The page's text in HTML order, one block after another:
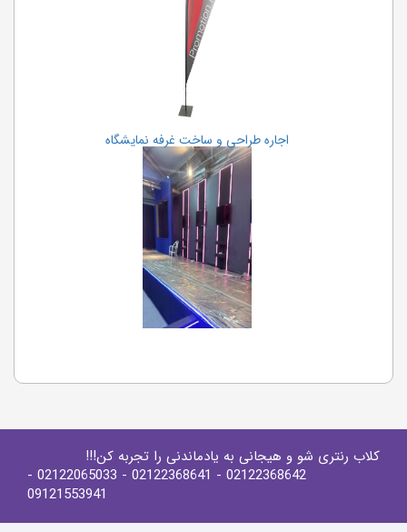
کلاب رنتری شو و هیجانی به یادماندنی را تجربه کن!!!
02122368642
- 02122368641
- 02122065033
-
09121553941